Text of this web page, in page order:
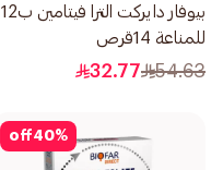
بيوفار دايركت الترا فيتامين ب12
للمناعة 14قرص
54.63
32.77
40%
off